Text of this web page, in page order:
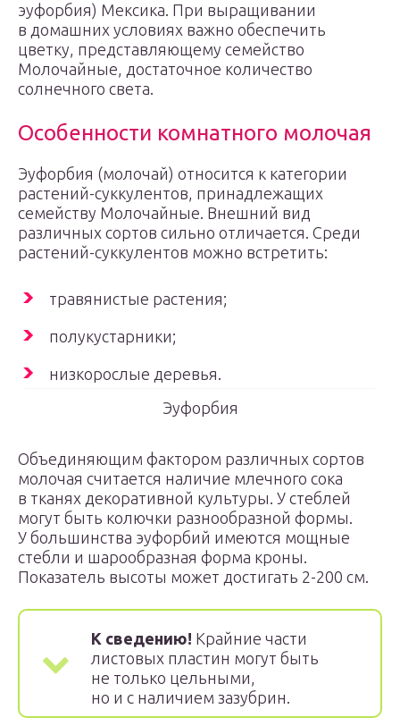
эуфорбия) Мексика. При выращивании
в домашних условиях важно обеспечить
цветку, представляющему семейство
Молочайные, достаточное количество
солнечного света.
Особенности комнатного молочая
Эуфорбия (молочай) относится к категории
растений-суккулентов, принадлежащих
семейству Молочайные. Внешний вид
различных сортов сильно отличается. Среди
растений-суккулентов можно встретить:
травянистые растения;
полукустарники;
низкорослые деревья.
Эуфорбия
Объединяющим фактором различных сортов
молочая считается наличие млечного сока
в тканях декоративной культуры. У стеблей
могут быть колючки разнообразной формы.
У большинства эуфорбий имеются мощные
стебли и шарообразная форма кроны.
Показатель высоты может достигать 2-200 см.
К сведению! Крайние части
листовых пластин могут быть
не только цельными,
но и с наличием зазубрин.